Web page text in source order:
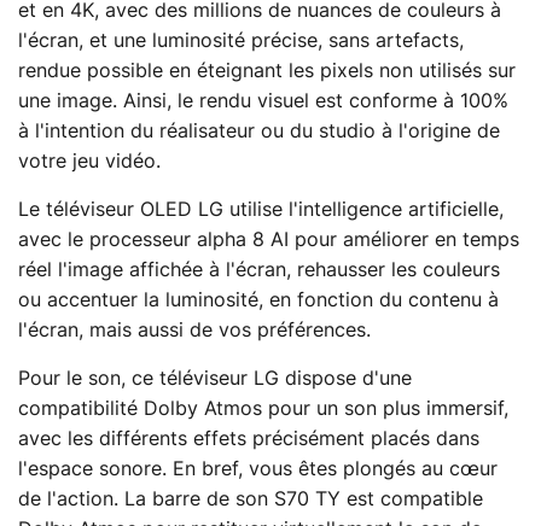
et en 4K, avec des millions de nuances de couleurs à
l'écran, et une luminosité précise, sans artefacts,
rendue possible en éteignant les pixels non utilisés sur
une image. Ainsi, le rendu visuel est conforme à 100%
à l'intention du réalisateur ou du studio à l'origine de
votre jeu vidéo.
Le téléviseur OLED LG utilise l'intelligence artificielle,
avec le processeur alpha 8 AI pour améliorer en temps
réel l'image affichée à l'écran, rehausser les couleurs
ou accentuer la luminosité, en fonction du contenu à
l'écran, mais aussi de vos préférences.
Pour le son, ce téléviseur LG dispose d'une
compatibilité Dolby Atmos pour un son plus immersif,
avec les différents effets précisément placés dans
l'espace sonore. En bref, vous êtes plongés au cœur
de l'action. La barre de son S70 TY est compatible